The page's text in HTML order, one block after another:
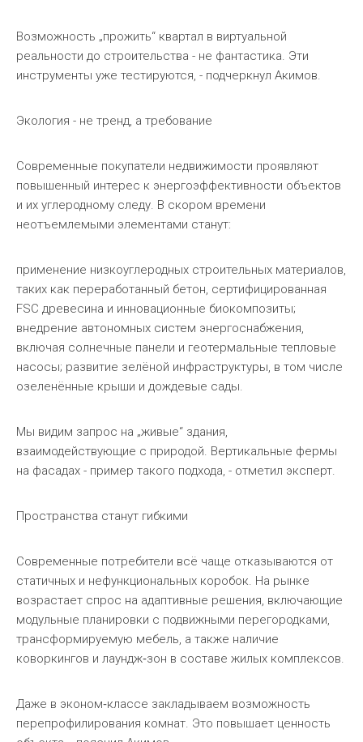
Возможность „прожить“ квартал в виртуальной
реальности до строительства - не фантастика. Эти
инструменты уже тестируются, - подчеркнул Акимов.
Экология - не тренд, а требование
Современные покупатели недвижимости проявляют
повышенный интерес к энергоэффективности объектов
и их углеродному следу. В скором времени
неотъемлемыми элементами станут:
применение низкоуглеродных строительных материалов,
таких как переработанный бетон, сертифицированная
FSC древесина и инновационные биокомпозиты;
внедрение автономных систем энергоснабжения,
включая солнечные панели и геотермальные тепловые
насосы; развитие зелёной инфраструктуры, в том числе
озеленённые крыши и дождевые сады.
Мы видим запрос на „живые“ здания,
взаимодействующие с природой. Вертикальные фермы
на фасадах - пример такого подхода, - отметил эксперт.
Пространства станут гибкими
Современные потребители всё чаще отказываются от
статичных и нефункциональных коробок. На рынке
возрастает спрос на адаптивные решения, включающие
модульные планировки с подвижными перегородками,
трансформируемую мебель, а также наличие
коворкингов и лаундж‑зон в составе жилых комплексов.
Даже в эконом‑классе закладываем возможность
перепрофилирования комнат. Это повышает ценность